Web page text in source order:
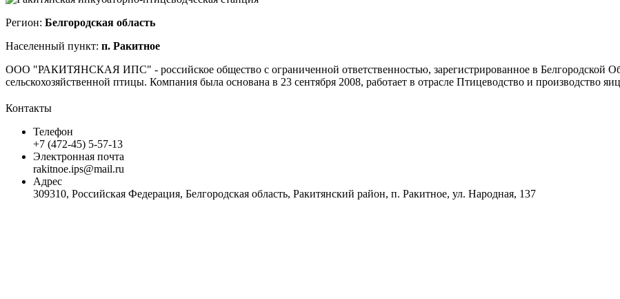
Регион: Белгородская область
Населенный пункт: п. Ракитное
ООО "РАКИТЯНСКАЯ ИПС" - российское общество с ограниченной ответственностью, зарегистрированное в Белгородской
сельскохозяйственной птицы. Компания была основана в 23 сентября 2008, работает в отрасле Птицеводство и производство
Контакты
Телефон
+7 (472-45) 5-57-13
Электронная почта
rakitnoe.ips@mail.ru
Адрес
309310, Российская Федерация, Белгородская область, Ракитянский район, п. Ракитное, ул. Народная, 137